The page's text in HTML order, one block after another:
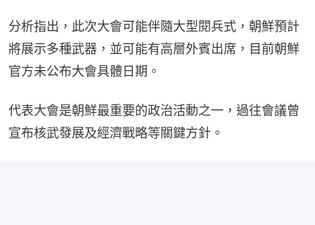
分析指出，此次大會可能伴隨大型閱兵式，朝鮮預計
將展示多種武器，並可能有高層外賓出席，目前朝鮮
官方未公布大會具體日期。
代表大會是朝鮮最重要的政治活動之一，過往會議曾
宣布核武發展及經濟戰略等關鍵方針。